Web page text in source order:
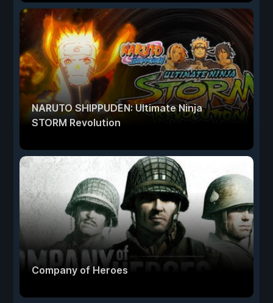
NARUTO SHIPPUDEN: Ultimate Ninja
STORM Revolution
Company of Heroes